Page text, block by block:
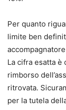
Per quanto
limite ben
La cifra esatta è
rimborso
ritrovata.
per la tutela